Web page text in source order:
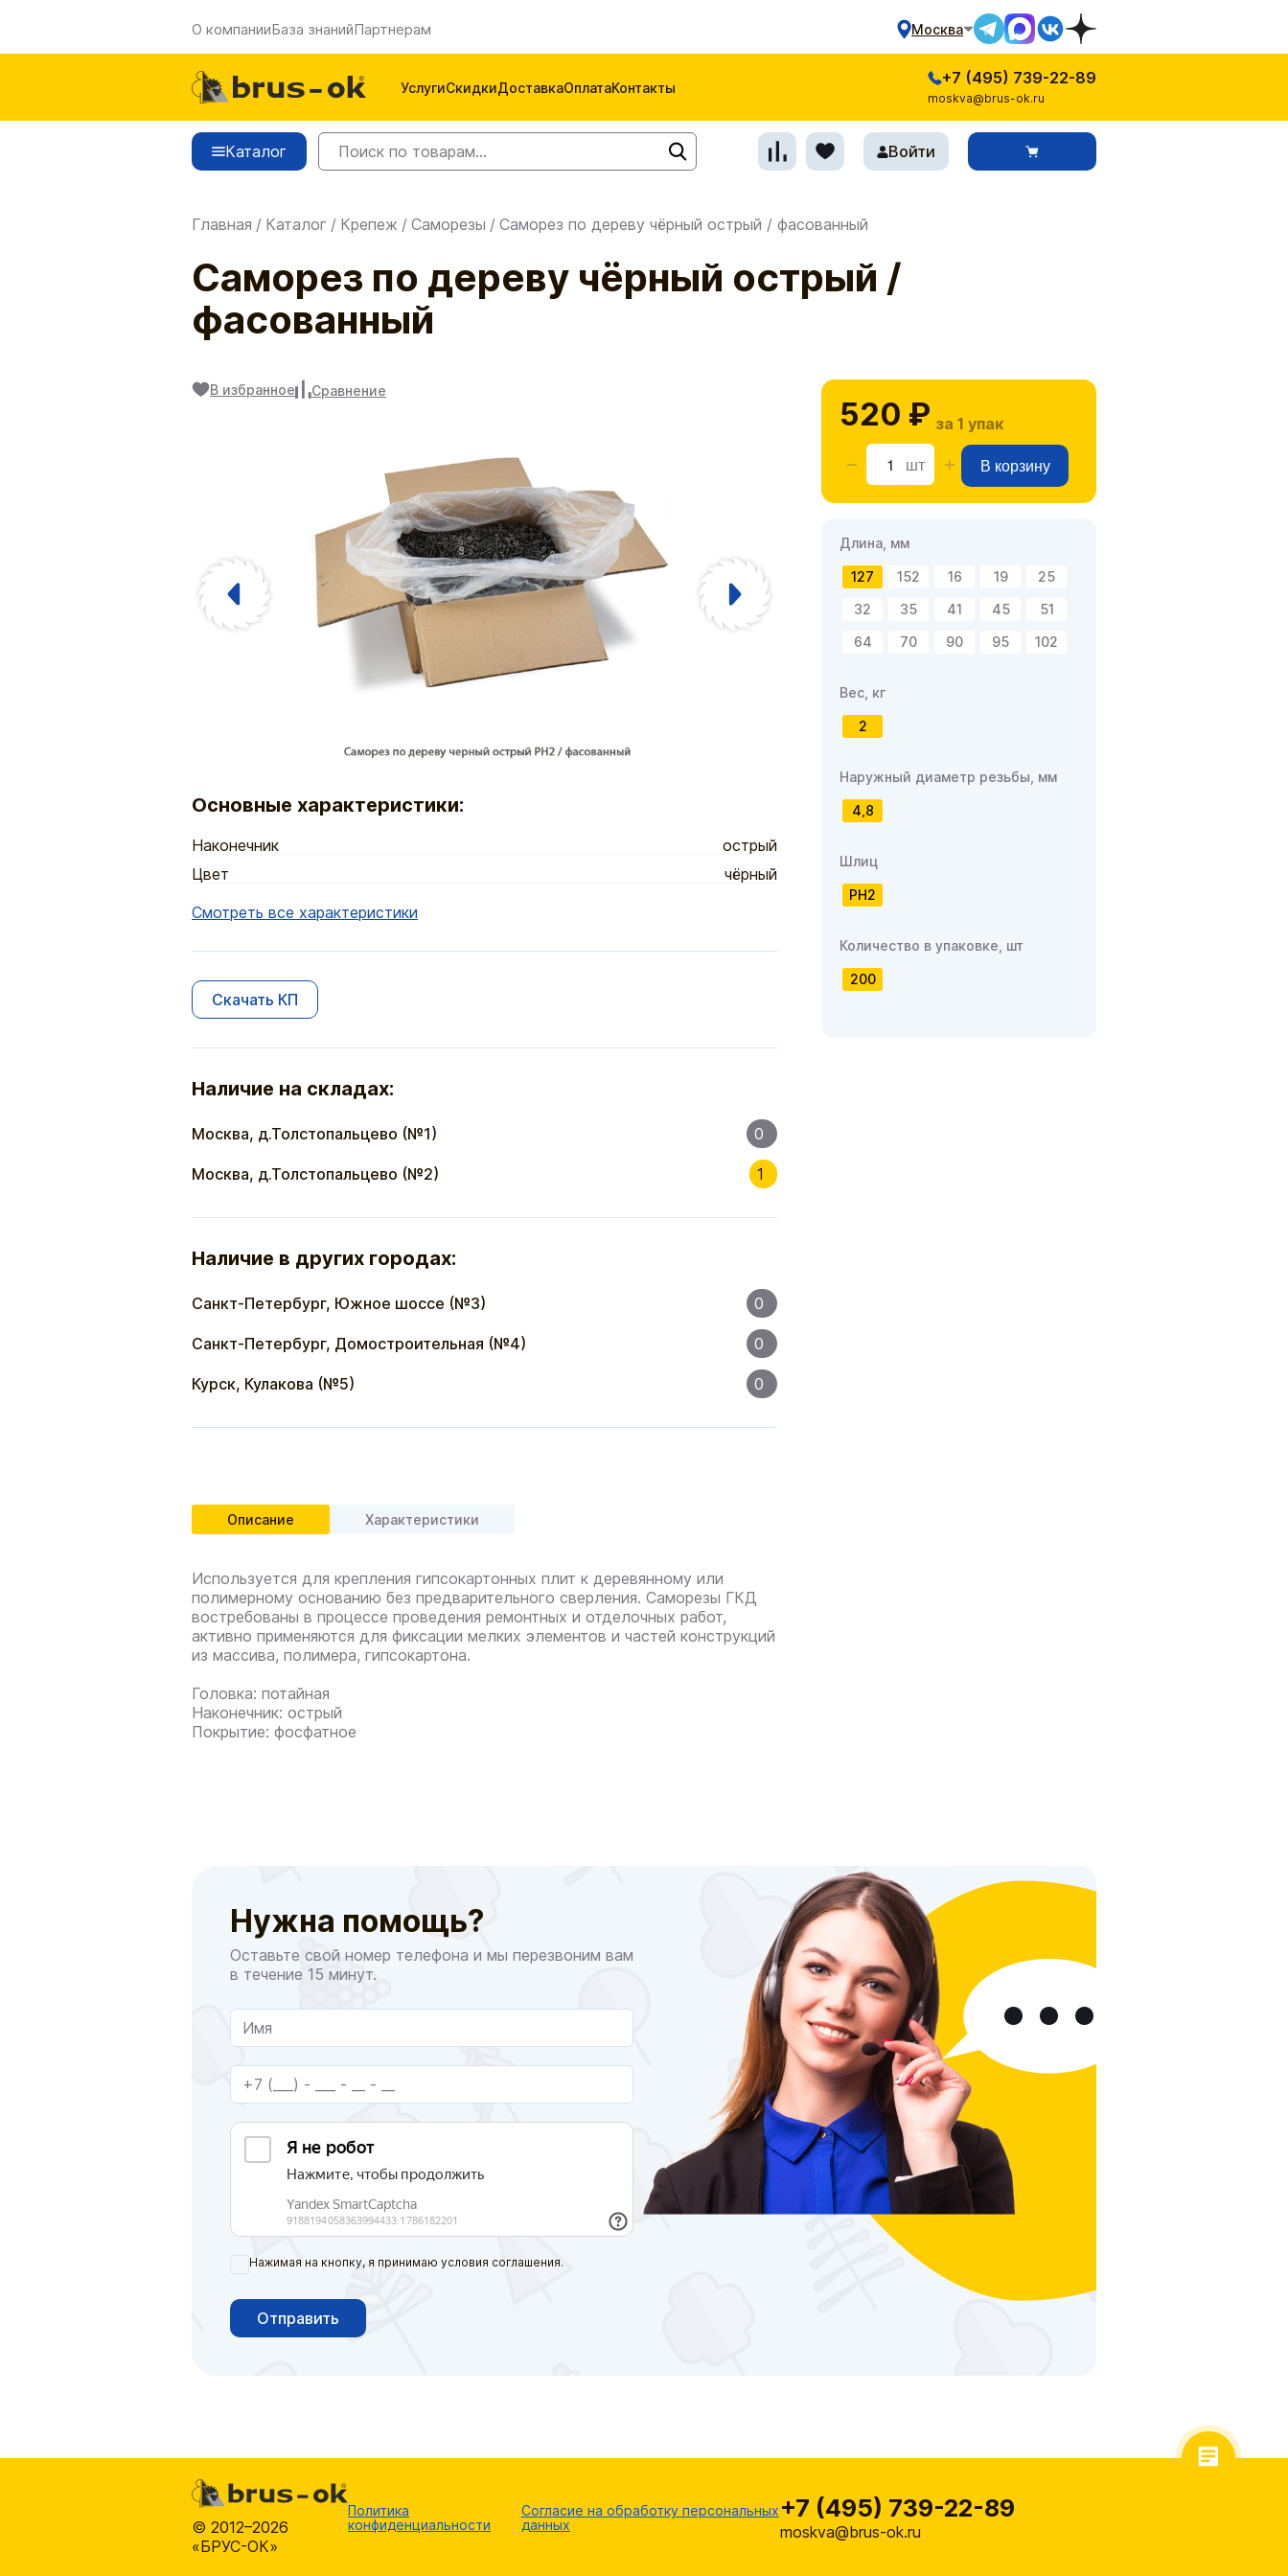
О компанииБаза знанийПартнерам Москва
УслугиСкидкиДоставкаОплатаКонтакты
+7 (495) 739-22-89
moskva@brus-ok.ru
Каталог Войти
Главная / Каталог / Крепеж / Саморезы / Саморез по дереву чёрный острый / фасованный
Саморез по дереву чёрный острый /
фасованный
В избранное Сравнение
Основные характеристики:
Наконечник
острый
Цвет
чёрный
Смотреть все характеристики
Скачать КП
Наличие на складах:
Москва, д.Толстопальцево (№1) 0
Москва, д.Толстопальцево (№2) 1
Наличие в других городах:
Санкт-Петербург, Южное шоссе (№3) 0
Санкт-Петербург, Домостроительная (№4) 0
Курск, Кулакова (№5) 0
Описание Характеристики
Используется для крепления гипсокартонных плит к деревянному или
полимерному основанию без предварительного сверления. Саморезы ГКД
востребованы в процессе проведения ремонтных и отделочных работ,
активно применяются для фиксации мелких элементов и частей конструкций
из массива, полимера, гипсокартона.
Головка: потайная
Наконечник: острый
Покрытие: фосфатное
520 ₽ за 1 упак
шт В корзину
Длина, мм
127 152 16 19
25
32
35 41 45
51
64
70 90 95 102
Вес, кг
2
Наружный диаметр резьбы, мм
4,8
Шлиц
PH2
Количество в упаковке, шт
200
Нужна помощь?
Оставьте свой номер телефона и мы перезвоним вам
в течение 15 минут.
Нажимая на кнопку, я принимаю условия соглашения.
Отправить
© 2012–2026
«БРУС-ОК»
Политика
конфиденциальности
Согласие на обработку персональных
данных
+7 (495) 739-22-89
moskva@brus-ok.ru